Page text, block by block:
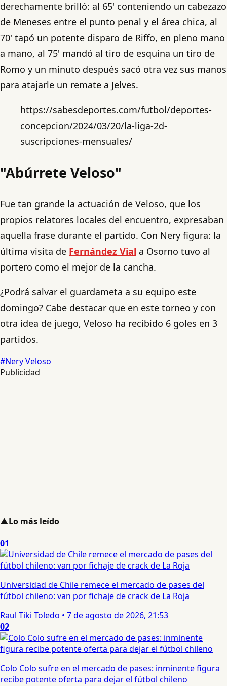
derechamente brilló: al 65' conteniendo un cabezazo
de Meneses entre el punto penal y el área chica, al
70' tapó un potente disparo de Riffo, en pleno mano
a mano, al 75' mandó al tiro de esquina un tiro de
Romo y un minuto después sacó otra vez sus manos
para atajarle un remate a Jelves.
https://sabesdeportes.com/futbol/deportes-
concepcion/2024/03/20/la-liga-2d-
suscripciones-mensuales/
"Abúrrete Veloso"
Fue tan grande la actuación de Veloso, que los
propios relatores locales del encuentro, expresaban
aquella frase durante el partido. Con Nery figura: la
última visita de Fernández Vial a Osorno tuvo al
portero como el mejor de la cancha.
¿Podrá salvar el guardameta a su equipo este
domingo? Cabe destacar que en este torneo y con
otra idea de juego, Veloso ha recibido 6 goles en 3
partidos.
#Nery Veloso
Publicidad
▲Lo más leído
01
Universidad de Chile remece el mercado de pases del
fútbol chileno: van por fichaje de crack de La Roja
Raul Tiki Toledo • 7 de agosto de 2026, 21:53
02
Colo Colo sufre en el mercado de pases: inminente figura
recibe potente oferta para dejar el fútbol chileno